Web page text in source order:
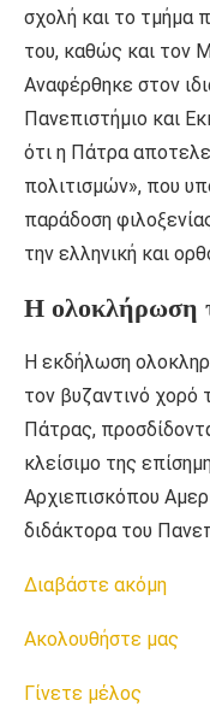
σχολή και το τμήμα
του, καθώς και τον
Αναφέρθηκε στον
Πανεπιστήμιο και
ότι η Πάτρα
πολιτισμών», που
παράδοση
την ελληνική και
Η ολοκλήρωση
Η εκδήλωση
τον βυζαντινό
Πάτρας,
κλείσιμο της
Αρχιεπισκόπου
διδάκτορα του
Διαβάστε ακόμη
Ακολουθήστε μας
Γίνετε μέλος